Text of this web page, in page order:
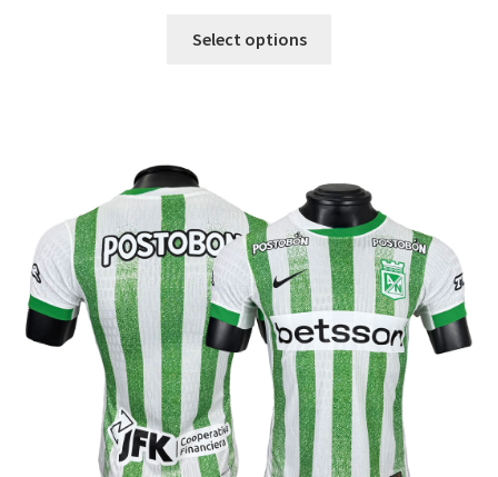
Select options
si
môžete
vybrať
na
stránke
produktu.